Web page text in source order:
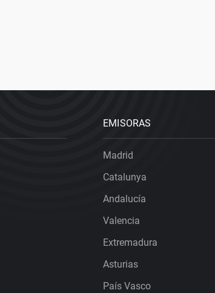
EMISORAS
Madrid
Catalunya
Andalucía
Valencia
Extremadura
Asturias
País Vasco